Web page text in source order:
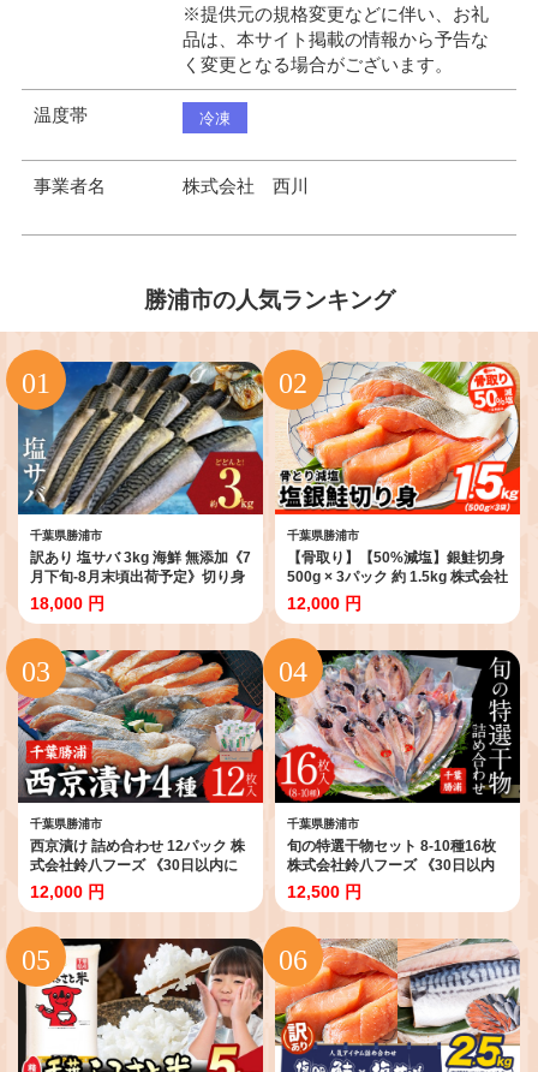
※提供元の規格変更などに伴い、お礼
品は、本サイト掲載の情報から予告な
く変更となる場合がございます。
温度帯 冷凍
事業者名 株式会社 西川
勝浦市の人気ランキング
千葉県勝浦市
訳あり 塩サバ 3kg 海鮮 無添加《7
月下旬-8月末頃出荷予定》切り身
千葉県 勝浦市 株式会社西川 塩 さ
ば サバ 魚 無添加 鯖 冷凍 塩さば
規格外 大容量【配送不可地域あ
り】(離島)
18,000 円
千葉県勝浦市
【骨取り】【50%減塩】銀鮭切身
500g × 3パック 約 1.5kg 株式会社
西川《3-7日以内に出荷予定(土日
祝除く)》千葉県 勝浦市 銀鮭 魚 切
り身 骨取り 減塩 冷凍 小分け【配
送不可地域あり】(離島)
12,000 円
千葉県勝浦市
西京漬け 詰め合わせ 12パック 株
式会社鈴八フーズ 《30日以内に
出荷予定(土日祝除く)》 千葉県 勝
浦市 西京漬け 西京漬 セット 切り
身 魚 個包装 食べ比べ お弁当 焼き
魚 焼魚 贈答 ギフト 冷凍 送料無料
【配送不可地域：離島】
12,000 円
千葉県勝浦市
旬の特選干物セット 8-10種16枚
株式会社鈴八フーズ 《30日以内
に出荷予定(土日祝除く)》【配送
不可地域：離島】さんま アジ 小
アジ 金目鯛 イカ カマス 赤魚 さば
エボ鯛 鯛 カレイ ホッケ
12,500 円